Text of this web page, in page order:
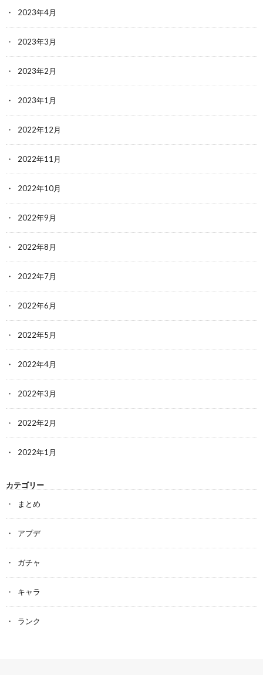
2023年4月
2023年3月
2023年2月
2023年1月
2022年12月
2022年11月
2022年10月
2022年9月
2022年8月
2022年7月
2022年6月
2022年5月
2022年4月
2022年3月
2022年2月
2022年1月
カテゴリー
まとめ
アプデ
ガチャ
キャラ
ランク